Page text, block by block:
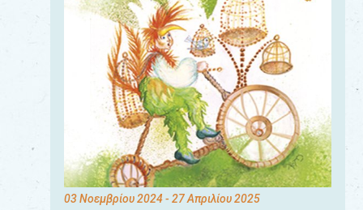
03 Νοεμβρίου 2024- 27 Απριλίου 2025